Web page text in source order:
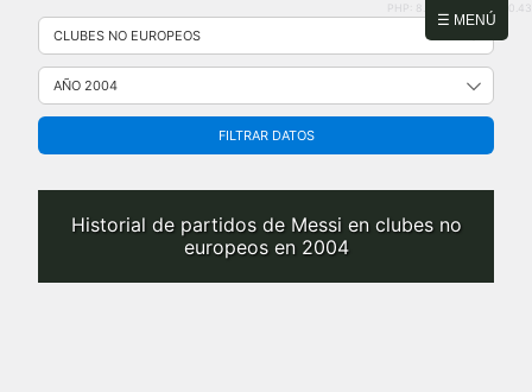
☰ MENÚ
Saltar
contenido
PHP: 8.2.31 | MySQL: 8.0.43
FILTRAR DATOS
Historial de partidos de Messi en clubes no
europeos en 2004